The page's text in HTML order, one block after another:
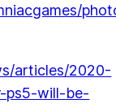
articles/2020-
ps5-will-be-